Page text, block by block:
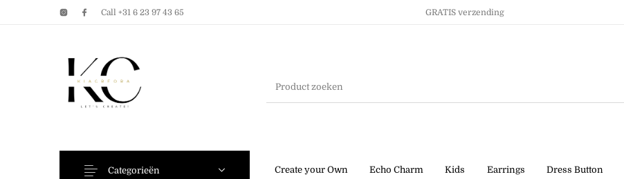
Call +31 6 23 97 43 65 GRATIS verzending
Create your Own Echo Charm Kids Earrings Dress Button
Categorieën
Earrings Bracelets